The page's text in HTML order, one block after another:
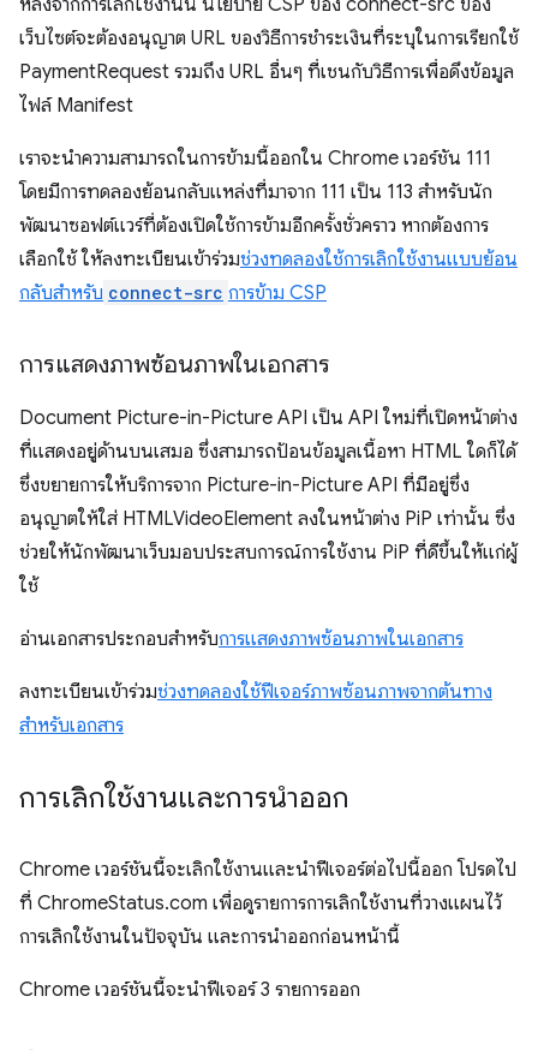
หลังจากการเลิกใช้งานนี้ นโยบาย CSP ของ connect-src ของ
เว็บไซต์จะต้องอนุญาต URL ของวิธีการชำระเงินที่ระบุในการเรียกใช้
PaymentRequest รวมถึง URL อื่นๆ ที่เชนกับวิธีการเพื่อดึงข้อมูล
ไฟล์ Manifest
เราจะนำความสามารถในการข้ามนี้ออกใน Chrome เวอร์ชัน 111
โดยมีการทดลองย้อนกลับแหล่งที่มาจาก 111 เป็น 113 สำหรับนัก
พัฒนาซอฟต์แวร์ที่ต้องเปิดใช้การข้ามอีกครั้งชั่วคราว หากต้องการ
เลือกใช้ ให้ลงทะเบียนเข้าร่วมช่วงทดลองใช้การเลิกใช้งานแบบย้อน
กลับสําหรับ connect-src การข้าม CSP
การแสดงภาพซ้อนภาพในเอกสาร
Document Picture-in-Picture API เป็น API ใหม่ที่เปิดหน้าต่าง
ที่แสดงอยู่ด้านบนเสมอ ซึ่งสามารถป้อนข้อมูลเนื้อหา HTML ใดก็ได้
ซึ่งขยายการให้บริการจาก Picture-in-Picture API ที่มีอยู่ซึ่ง
อนุญาตให้ใส่ HTMLVideoElement ลงในหน้าต่าง PiP เท่านั้น ซึ่ง
ช่วยให้นักพัฒนาเว็บมอบประสบการณ์การใช้งาน PiP ที่ดีขึ้นให้แก่ผู้
ใช้
อ่านเอกสารประกอบสำหรับการแสดงภาพซ้อนภาพในเอกสาร
ลงทะเบียนเข้าร่วมช่วงทดลองใช้ฟีเจอร์ภาพซ้อนภาพจากต้นทาง
สำหรับเอกสาร
การเลิกใช้งานและการนำออก
Chrome เวอร์ชันนี้จะเลิกใช้งานและนำฟีเจอร์ต่อไปนี้ออก โปรดไป
ที่ ChromeStatus.com เพื่อดูรายการการเลิกใช้งานที่วางแผนไว้
การเลิกใช้งานในปัจจุบัน และการนําออกก่อนหน้านี้
Chrome เวอร์ชันนี้จะนําฟีเจอร์ 3 รายการออก